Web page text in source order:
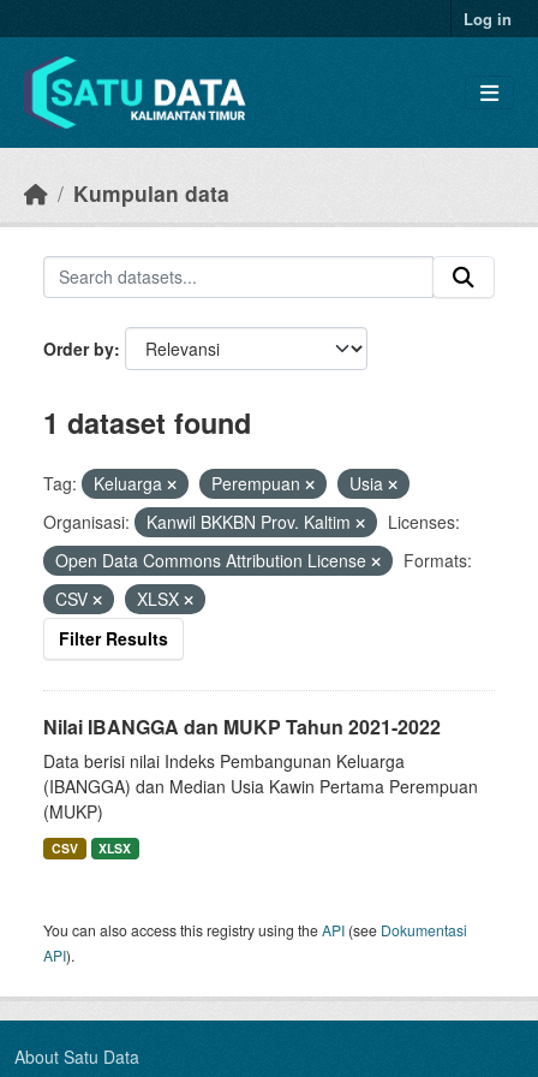
Log in
Kumpulan data
Order by
1 dataset found
Tag: Keluarga Perempuan
Usia
Organisasi:
Kanwil BKKBN Prov. Kaltim
Licenses:
Open Data Commons Attribution License
Formats:
CSV
XLSX
Filter Results
Nilai IBANGGA dan MUKP Tahun 2021-2022
Data berisi nilai Indeks Pembangunan Keluarga
(IBANGGA) dan Median Usia Kawin Pertama Perempuan
(MUKP)
CSV XLSX
You can also access this registry using theAPI (see Dokumentasi
API).
About Satu Data